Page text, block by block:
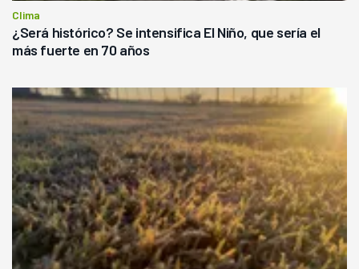
Clima
¿Será histórico? Se intensifica El Niño, que sería el
más fuerte en 70 años